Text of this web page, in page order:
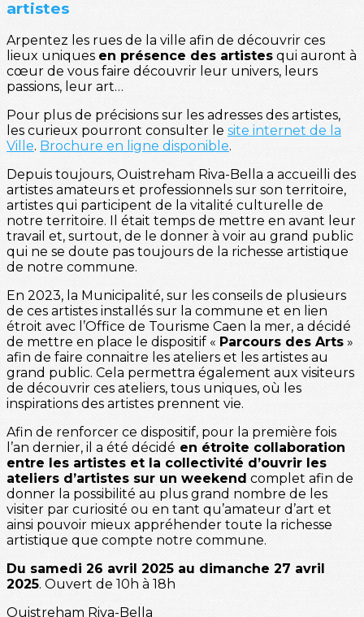
artistes
Arpentez les rues de la ville afin de découvrir ces
lieux uniques en présence des artistes qui auront à
cœur de vous faire découvrir leur univers, leurs
passions, leur art…
Pour plus de précisions sur les adresses des artistes,
les curieux pourront consulter le site internet de la
Ville. Brochure en ligne disponible.
Depuis toujours, Ouistreham Riva-Bella a accueilli des
artistes amateurs et professionnels sur son territoire,
artistes qui participent de la vitalité culturelle de
notre territoire. Il était temps de mettre en avant leur
travail et, surtout, de le donner à voir au grand public
qui ne se doute pas toujours de la richesse artistique
de notre commune.
En 2023, la Municipalité, sur les conseils de plusieurs
de ces artistes installés sur la commune et en lien
étroit avec l’Office de Tourisme Caen la mer, a décidé
de mettre en place le dispositif « Parcours des Arts »
afin de faire connaitre les ateliers et les artistes au
grand public. Cela permettra également aux visiteurs
de découvrir ces ateliers, tous uniques, où les
inspirations des artistes prennent vie.
Afin de renforcer ce dispositif, pour la première fois
l’an dernier, il a été décidé en étroite collaboration
entre les artistes et la collectivité d’ouvrir les
ateliers d’artistes sur un weekend complet afin de
donner la possibilité au plus grand nombre de les
visiter par curiosité ou en tant qu’amateur d’art et
ainsi pouvoir mieux appréhender toute la richesse
artistique que compte notre commune.
Du samedi 26 avril 2025 au dimanche 27 avril
2025. Ouvert de 10h à 18h
Ouistreham Riva-Bella